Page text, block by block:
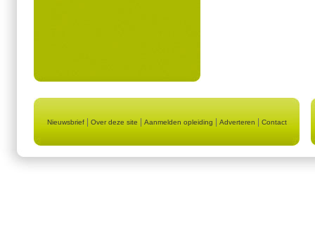
Nieuwsbrief| Over deze site Aanmelden opleiding Adverteren Contact